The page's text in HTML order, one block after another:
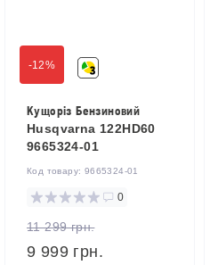
-12%
Кущоріз Бензиновий
Husqvarna 122HD60
9665324-01
Код товару: 9665324-01
0
11 299 грн.
9 999 грн.